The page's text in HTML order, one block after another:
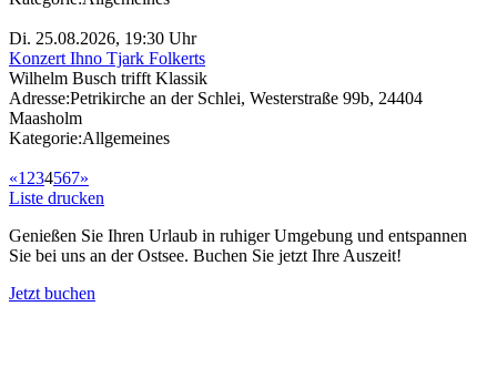
Di. 25.08.2026, 19:30 Uhr
Konzert Ihno Tjark Folkerts
Wilhelm Busch trifft Klassik
Adresse:Petrikirche an der Schlei, Westerstraße 99b, 24404
Maasholm
Kategorie:Allgemeines
«1 234567»
Liste drucken
Genießen Sie Ihren Urlaub in ruhiger Umgebung und entspannen
Sie bei uns an der Ostsee. Buchen Sie jetzt Ihre Auszeit!
Jetzt buchen